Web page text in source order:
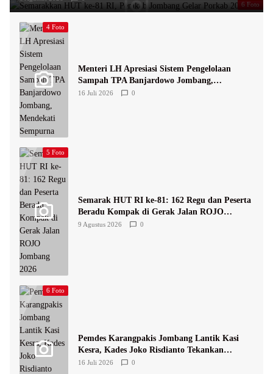
6 Foto
4 Foto
Menteri LH Apresiasi Sistem Pengelolaan
Sampah TPA Banjardowo Jombang,
Mendekati Sempurna
16 Juli 2026 0
5 Foto
Semarak HUT RI ke-81: 162 Regu dan Peserta
Beradu Kompak di Gerak Jalan ROJO
Jombang 2026
9 Agustus 2026 0
6 Foto
Pemdes Karangpakis Jombang Lantik Kasi
Kesra, Kades Joko Risdianto Tekankan
Pelayanan Optimal
16 Juli 2026 0